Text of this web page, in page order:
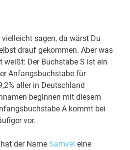
sagen, da wärst Du
drauf gekommen. Aber was
weißt: Der Buchstabe S ist ein
Anfangsbuchstabe für
aller in Deutschland
beginnen mit diesem
A kommt bei
vor.
der Name Samvel eine